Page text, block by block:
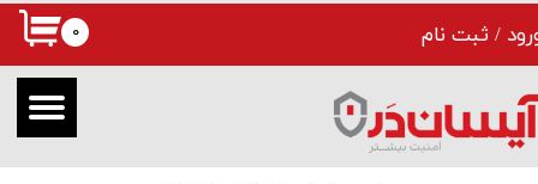
/ ثبت نام
حساب کاربری من
تغییر گذر واژه
سفارشات
۰